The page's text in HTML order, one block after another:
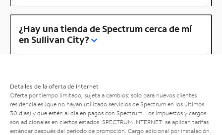
¿Hay una tienda de Spectrum cerca de mí
en Sullivan City?
Detalles de la oferta de Internet
Oferta por tiempo limitado; sujeta a cambios; solo para nuevos clientes
residenciales (que no hayan utilizado servicios de Spectrum en los últimos
30 días) y que estén al día en pagos con Spectrum. Los impuestos y cargos
son adicionales en ciertos estados. SPECTRUM INTERNET: se aplican tarifas
estándar después del período de promoción. Cargo adicional por instalación.